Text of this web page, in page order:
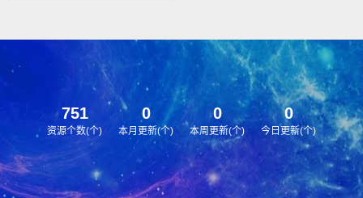
PC+WAP，同一个后台，数据即
时同步，简单适用！附带测试数
751
资源个数(个)
0
本月更新(个)
0
本周更新(个)
0
今日更新(个)